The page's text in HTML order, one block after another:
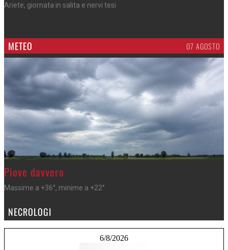
Ariete, giornata in salita e nervi tesi
METEO 07 AGOSTO
>
Piove davvero
Massime a +36°, minime a +22°
NECROLOGI
6/8/2026